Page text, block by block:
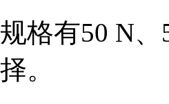
格有50 N
。